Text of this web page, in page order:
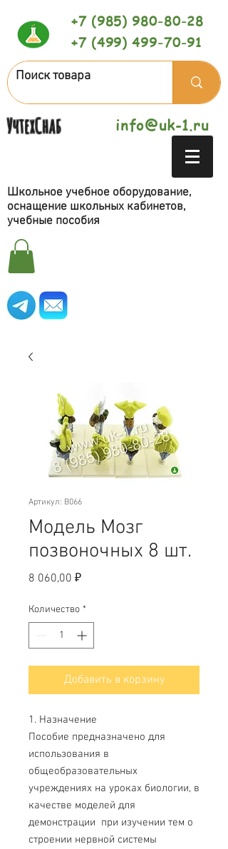
+7 (985) 980-80-28
+7 (499) 499-70-91
УчтехСнаб info@uk-1.ru
Школьное учебное оборудование,
оснащение школьных кабинетов,
учебные пособия
Артикул: B066
Модель Мозг
позвоночных 8 шт.
8 060,00 ₽Цена
Количество *
Добавить в корзину
1. Назначение
Пособие предназначено для
использования в
общеобразовательных
учреждениях на уроках биологии, в
качестве моделей для
демонстрации при изучении тем о
строении нервной системы